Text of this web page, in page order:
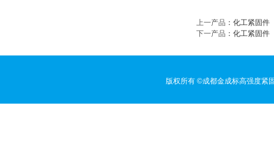
上一产品 ： 化工紧固件
下一产品 ： 化工紧固件
版权所有 ©成都金成标高强度紧